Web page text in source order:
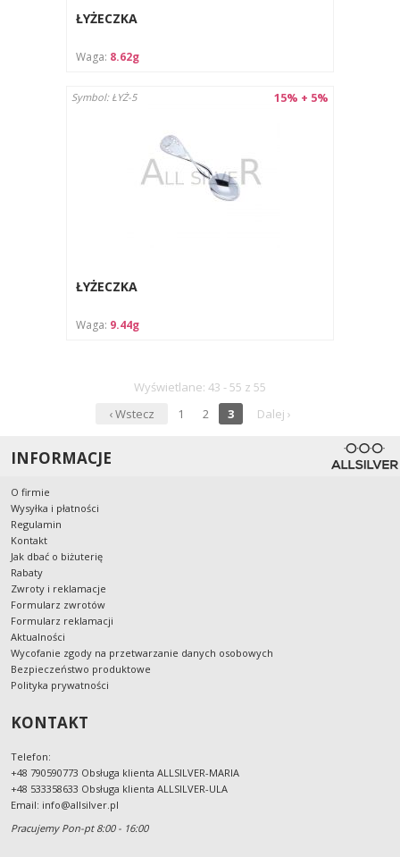
ŁYŻECZKA
Waga: 8.62g
15% + 5%
Symbol: ŁYŻ-5
ŁYŻECZKA
Waga: 9.44g
Wyświetlane: 43 - 55 z 55
‹ Wstecz
1 2 3 Dalej ›
INFORMACJE
O firmie
Wysyłka i płatności
Regulamin
Kontakt
Jak dbać o biżuterię
Rabaty
Zwroty i reklamacje
Formularz zwrotów
Formularz reklamacji
Aktualności
Wycofanie zgody na przetwarzanie danych osobowych
Bezpieczeństwo produktowe
Polityka prywatności
KONTAKT
Telefon:
+48 790590773 Obsługa klienta ALLSILVER-MARIA
+48 533358633 Obsługa klienta ALLSILVER-ULA
Email: info@allsilver.pl
Pracujemy Pon-pt 8:00 - 16:00